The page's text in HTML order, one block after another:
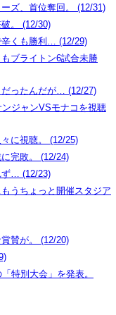
ズ、首位奪回。 (12/31)
。 (12/30)
辛くも勝利… (12/29)
ブライトン6試合未勝
だったんだが… (12/27)
ジャンVSモナコを視聴
に視聴。 (12/25)
完敗。 (12/24)
ず… (12/23)
うちょっと開催スタジア
賛が。 (12/20)
特別大会」を発表。